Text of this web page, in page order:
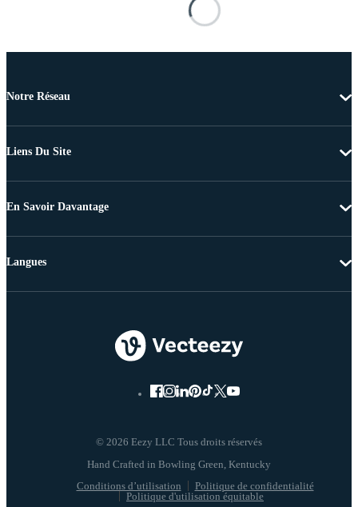
Notre Réseau
Liens Du Site
En Savoir Davantage
© 2026 Eezy LLC Tous droits réservés
Conditions d’utilisation
Politique de confidentialité
Politique d'utilisation équitable
Langues